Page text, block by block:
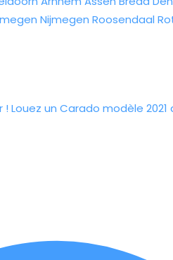
Nijmegen Roosendaal
! Louez un Carado modèle